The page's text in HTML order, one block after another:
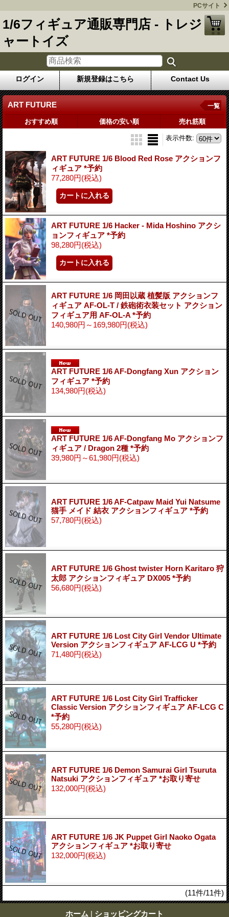
PCサイト
1/6フィギュア通販専門店 - トレジ
ャートイズ
ログイン 新規登録はこちら Contact Us
ART FUTURE 一覧
おすすめ順 価格の安い順 売れ筋順
表示件数:
ART FUTURE 1/6 Blood Red Rose アクションフ
ィギュア *予約
77,280円(税込)
ART FUTURE 1/6 Hacker - Mida Hoshino アクシ
ョンフィギュア *予約
98,280円(税込)
ART FUTURE 1/6 岡田以蔵 植髪版 アクションフ
ィギュア AF-OL-T / 鉄砲術衣装セット アクション
フィギュア用 AF-OL-A *予約
140,980円～169,980円(税込)
ART FUTURE 1/6 AF-Dongfang Xun アクション
フィギュア *予約
134,980円(税込)
ART FUTURE 1/6 AF-Dongfang Mo アクションフ
ィギュア / Dragon 2種 *予約
39,980円～61,980円(税込)
ART FUTURE 1/6 AF-Catpaw Maid Yui Natsume
猫手 メイド 結衣 アクションフィギュア *予約
57,780円(税込)
ART FUTURE 1/6 Ghost twister Horn Karitaro 狩
太郎 アクションフィギュア DX005 *予約
56,680円(税込)
ART FUTURE 1/6 Lost City Girl Vendor Ultimate
Version アクションフィギュア AF-LCG U *予約
71,480円(税込)
ART FUTURE 1/6 Lost City Girl Trafficker
Classic Version アクションフィギュア AF-LCG C
*予約
55,280円(税込)
ART FUTURE 1/6 Demon Samurai Girl Tsuruta
Natsuki アクションフィギュア *お取り寄せ
132,000円(税込)
ART FUTURE 1/6 JK Puppet Girl Naoko Ogata
アクションフィギュア *お取り寄せ
132,000円(税込)
(11件/11件)
ホーム | ショッピングカート